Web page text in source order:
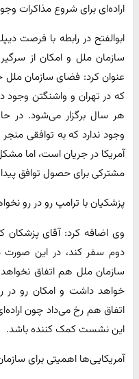
اراده‌ای برای شروع مذاکرات
ابوالفتح در رابطه با فرصت
سازمان ملل و امکان از
عنوان کرد: فضای سازمان
که در تهران و واشنگتن
هر سال برگزار می‌شود. در
وجود ندارد که به توافقی
آمریکا در جریان است، اما
مشترکی برای حصول توافق
پزشکیان با ترامپ رو در رو
وی اضافه کرد: آقای
دوم سفر کند، در این
سازمان ملل هم اتفاق
خواهد داشت و امکان رو در
اتفاق هم رخ می‌داد چون
این نشست کمک کننده باشد.
آمریکایی‌ها اهمیتی برای